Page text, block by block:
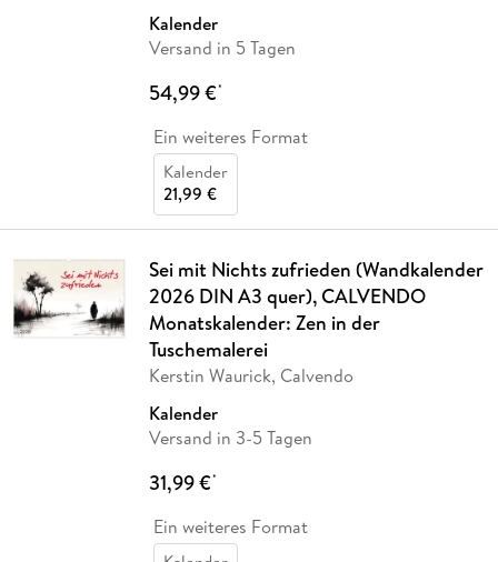
Kalender
Versand in 5 Tagen
54,99 €*
Ein weiteres Format
Kalender
21,99 €
Sei mit Nichts zufrieden (Wandkalender
2026 DIN A3 quer), CALVENDO
Monatskalender: Zen in der
Tuschemalerei
Kerstin Waurick, Calvendo
Kalender
Versand in 3-5 Tagen
31,99 €*
Ein weiteres Format